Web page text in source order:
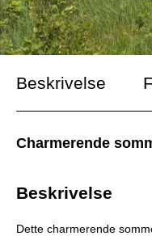
Beskrivelse
Charmerende
Beskrivelse
Dette charmerende